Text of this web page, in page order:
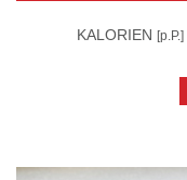
KALORIEN [p.P.]